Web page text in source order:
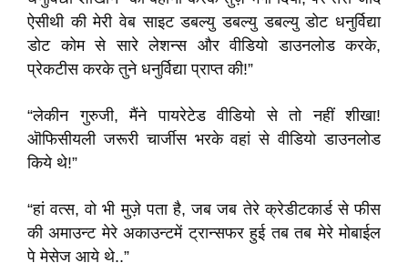
ऐसीथी की मेरी वेब साइट डबल्यु डबल्यु डबल्यु डोट धनुर्विद्या
डोट कोम से सारे लेशन्स और वीडियो डाउनलोड करके,
प्रेकटीस करके तुने धनुर्विद्या प्राप्त की!”
“लेकीन गुरुजी, मैंने पायरेटेड वीडियो से तो नहीं शीखा!
ऒफिसीयली जरूरी चार्जीस भरके वहां से वीडियो डाउनलोड
किये थे!”
“हां वत्स, वो भी मुज़े पता है, जब जब तेरे क्रेडीटकार्ड से फीस
की अमाउन्ट मेरे अकाउन्टमें ट्रान्सफर हुई तब तब मेरे मोबाईल
पे मेसेज आये थे..”